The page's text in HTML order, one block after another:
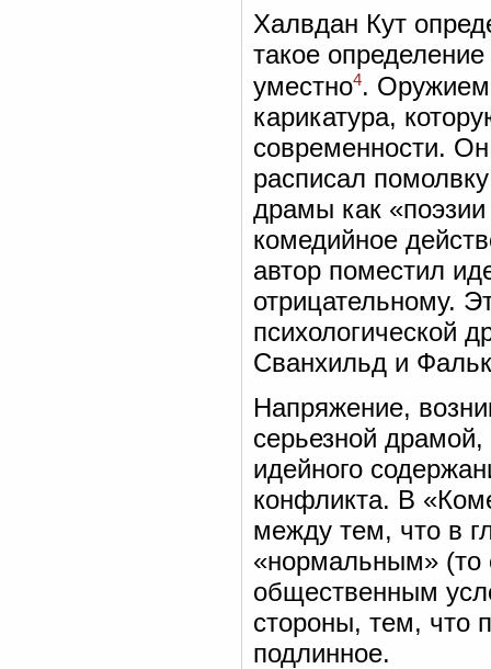
Халвдан Кут
такое
уместно4. Оружием
карикатура,
современности.
расписал
драмы как
комедийное
автор поместил
отрицательному.
психологической
Сванхильд и
Напряжение,
серьезной
идейного
конфликта. В
между тем, что в
«нормальным» (то
общественным
стороны, тем, что
подлинное.